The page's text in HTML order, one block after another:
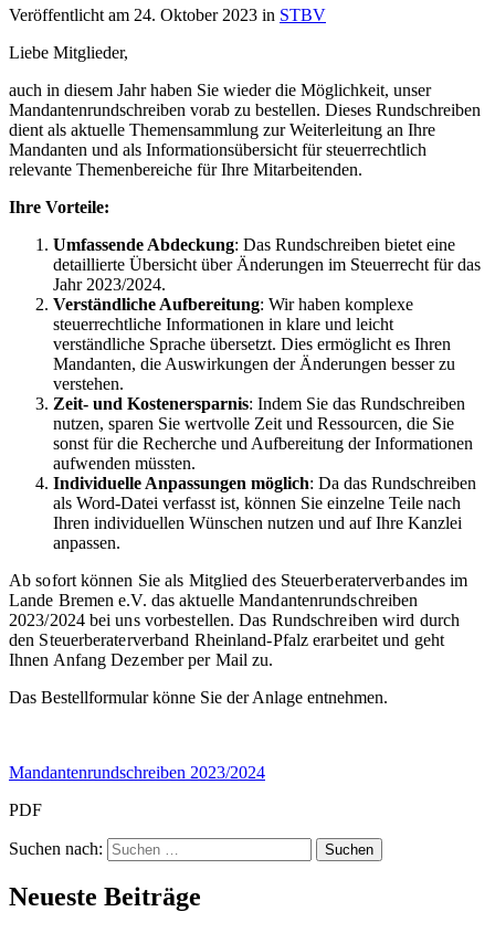
Veröffentlicht am 24. Oktober 2023 in STBV
Liebe Mitglieder,
auch in diesem Jahr haben Sie wieder die Möglichkeit, unser
Mandantenrundschreiben vorab zu bestellen. Dieses Rundschreiben
dient als aktuelle Themensammlung zur Weiterleitung an Ihre
Mandanten und als Informationsübersicht für steuerrechtlich
relevante Themenbereiche für Ihre Mitarbeitenden.
Ihre Vorteile:
Umfassende Abdeckung: Das Rundschreiben bietet eine
detaillierte Übersicht über Änderungen im Steuerrecht für das
Jahr 2023/2024.
Verständliche Aufbereitung: Wir haben komplexe
steuerrechtliche Informationen in klare und leicht
verständliche Sprache übersetzt. Dies ermöglicht es Ihren
Mandanten, die Auswirkungen der Änderungen besser zu
verstehen.
Zeit- und Kostenersparnis: Indem Sie das Rundschreiben
nutzen, sparen Sie wertvolle Zeit und Ressourcen, die Sie
sonst für die Recherche und Aufbereitung der Informationen
aufwenden müssten.
Individuelle Anpassungen möglich: Da das Rundschreiben
als Word-Datei verfasst ist, können Sie einzelne Teile nach
Ihren individuellen Wünschen nutzen und auf Ihre Kanzlei
anpassen.
Ab sofort können Sie als Mitglied des Steuerberaterverbandes im
Lande Bremen e.V. das aktuelle Mandantenrundschreiben
2023/2024 bei uns vorbestellen. Das Rundschreiben wird durch
den Steuerberaterverband Rheinland-Pfalz erarbeitet und geht
Ihnen Anfang Dezember per Mail zu.
Das Bestellformular könne Sie der Anlage entnehmen.
Mandantenrundschreiben 2023/2024
PDF
Suchen nach:
Neueste Beiträge